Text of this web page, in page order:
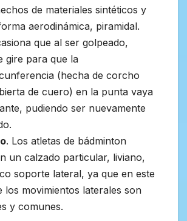
de materiales sintéticos y
aerodinámica, piramidal.
que al ser golpeado,
gire para que la
(hecha de corcho
de cuero) en la punta vaya
pudiendo ser nuevamente
. Los atletas de bádminton
un calzado particular, liviano,
soporte lateral, ya que en este
los movimientos laterales son
y comunes.